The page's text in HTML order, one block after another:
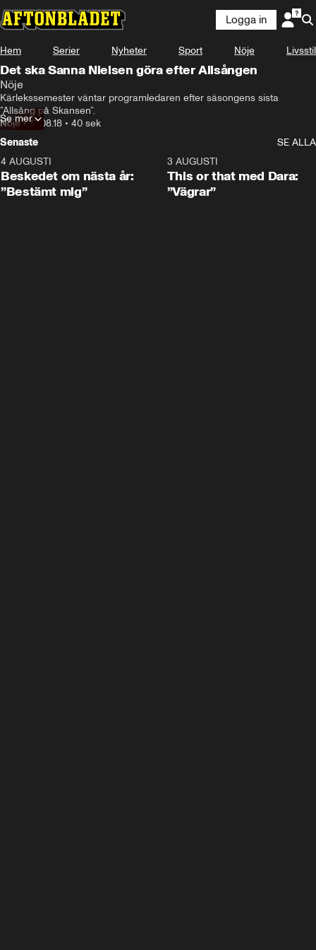
Logga in
Hem Serier Nyheter Sport Nöje Livsstil
Det ska Sanna Nielsen göra efter Allsången
Nöje
Kärlekssemester väntar programledaren efter säsongens sista
”Allsång på Skansen”.
Nöje•13.08.18 • 40 sek
Se mer
Senaste
SE ALLA
4 AUGUSTI
Beskedet om nästa år:
”Bestämt mig”
3 AUGUSTI
This or that med Dara:
”Vägrar”